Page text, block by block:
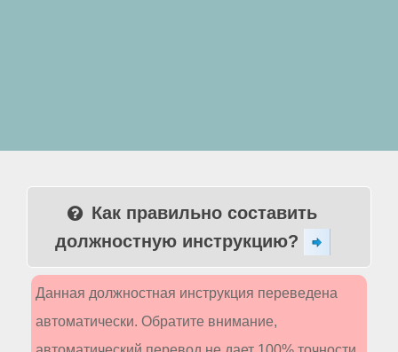
Как правильно составить
должностную инструкцию?
Данная должностная инструкция переведена
автоматически. Обратите внимание,